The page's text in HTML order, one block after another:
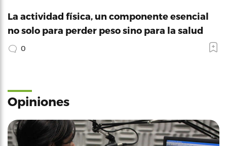
La actividad física, un componente esencial
no solo para perder peso sino para la salud
0
Opiniones